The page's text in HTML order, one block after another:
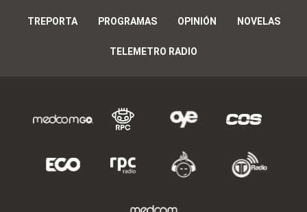
TREPORTA PROGRAMAS OPINIÓN NOVELAS
TELEMETRO RADIO